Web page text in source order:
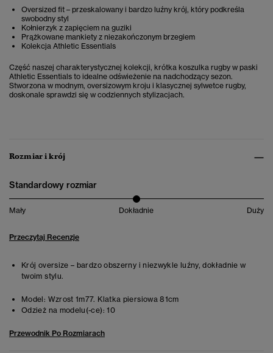
Oversized fit – przeskalowany i bardzo luźny krój, który podkreśla
swobodny styl
Kołnierzyk z zapięciem na guziki
Prążkowane mankiety z niezakończonym brzegiem
Kolekcja Athletic Essentials
Część naszej charakterystycznej kolekcji, krótka koszulka rugby w paski
Athletic Essentials to idealne odświeżenie na nadchodzący sezon.
Stworzona w modnym, oversizowym kroju i klasycznej sylwetce rugby,
doskonale sprawdzi się w codziennych stylizacjach.
Rozmiar i krój
Standardowy rozmiar
Mały Dokładnie Duży
Przeczytaj Recenzje
Krój oversize – bardzo obszerny i niezwykle luźny, dokładnie w
twoim stylu.
Model: Wzrost 1m77. Klatka piersiowa 81cm
Odzież na modelu(-ce): 10
Przewodnik Po Rozmiarach